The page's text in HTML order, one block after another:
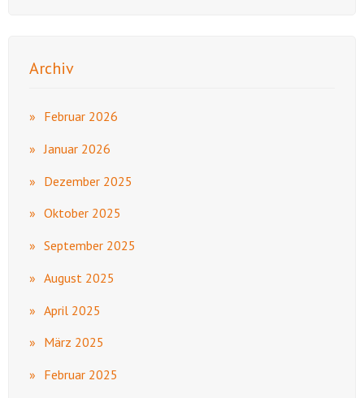
Archiv
Februar 2026
Januar 2026
Dezember 2025
Oktober 2025
September 2025
August 2025
April 2025
März 2025
Februar 2025